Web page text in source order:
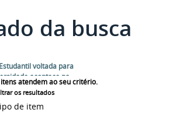
da busca
itens atendem ao seu critério.
os resultados
de item
voltada para
acontece na
LIAPS,Liga Acadêmica